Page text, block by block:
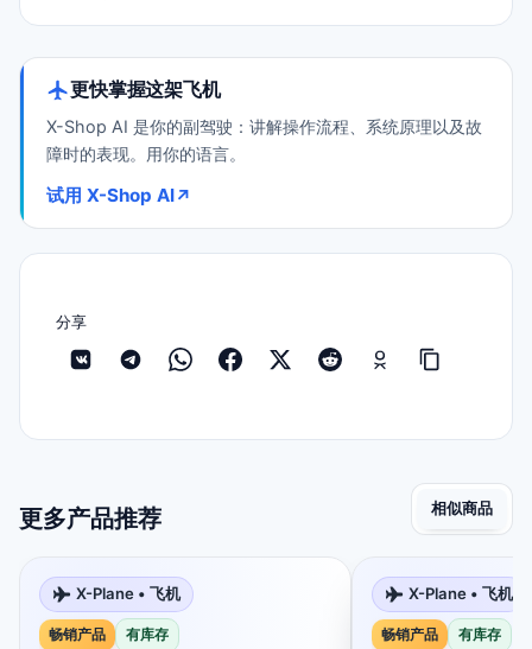
更快掌握这架飞机
X-Shop AI 是你的副驾驶：讲解操作流程、系统原理以及故
障时的表现。用你的语言。
试用 X-Shop AI↗
分享
更多产品推荐 相似商品
X-Plane • 飞机
畅销产品 有库存
X-Plane • 飞机
畅销产品 有库存